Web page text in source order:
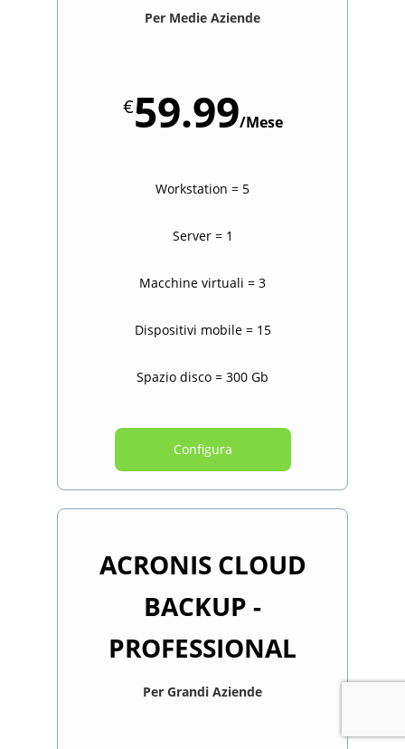
Per Medie Aziende
€59.99/Mese
Workstation = 5
Server = 1
Macchine virtuali = 3
Dispositivi mobile = 15
Spazio disco = 300 Gb
Configura
ACRONIS CLOUD
BACKUP -
PROFESSIONAL
Per Grandi Aziende